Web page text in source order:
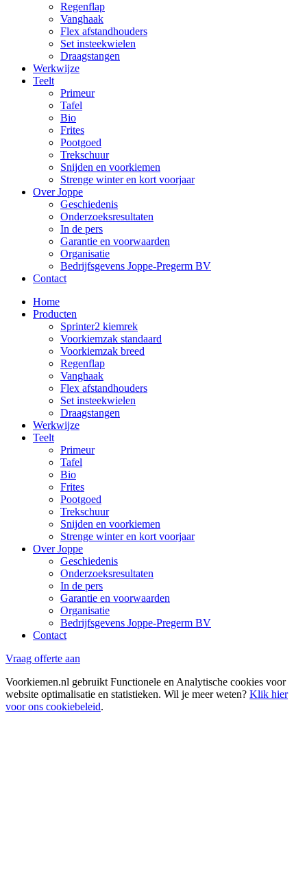
Regenflap
Vanghaak
Flex afstandhouders
Set insteekwielen
Draagstangen
Werkwijze
Teelt
Primeur
Tafel
Bio
Frites
Pootgoed
Trekschuur
Snijden en voorkiemen
Strenge winter en kort voorjaar
Over Joppe
Geschiedenis
Onderzoeksresultaten
In de pers
Garantie en voorwaarden
Organisatie
Bedrijfsgevens Joppe-Pregerm BV
Contact
Home
Producten
Sprinter2 kiemrek
Voorkiemzak standaard
Voorkiemzak breed
Regenflap
Vanghaak
Flex afstandhouders
Set insteekwielen
Draagstangen
Werkwijze
Teelt
Primeur
Tafel
Bio
Frites
Pootgoed
Trekschuur
Snijden en voorkiemen
Strenge winter en kort voorjaar
Over Joppe
Geschiedenis
Onderzoeksresultaten
In de pers
Garantie en voorwaarden
Organisatie
Bedrijfsgevens Joppe-Pregerm BV
Contact
Vraag offerte aan
Voorkiemen.nl gebruikt Functionele en Analytische cookies voor
website optimalisatie en statistieken. Wil je meer weten? Klik hier
voor ons cookiebeleid.